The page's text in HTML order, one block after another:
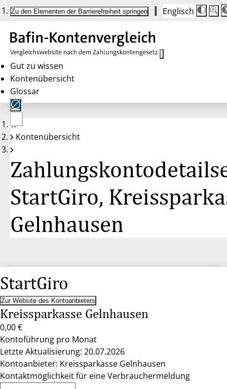
Zu den Elementen der Barrierefreiheit springen Englisch
Die
auf
100
100
Gut zu wissen
Kontenübersicht
Glossar
Keine
Konten
Kontenübersicht
StartGiro,
Gelnhausen
StartGiro
Zur Website des Kontoanbieters
Kreissparkasse Gelnhausen
0,00 €
Kontoführung pro Monat
Letzte Aktualisierung: 20.07.2026
Kontoanbieter: Kreissparkasse Gelnhausen
Kontaktmöglichkeit für eine Verbrauchermeldung